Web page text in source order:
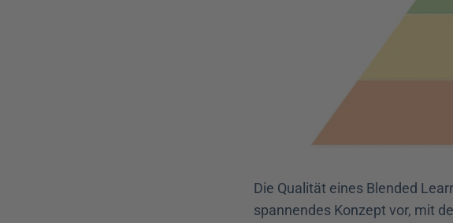
Die Qualität eines Blended
spannendes Konzept vor, mit